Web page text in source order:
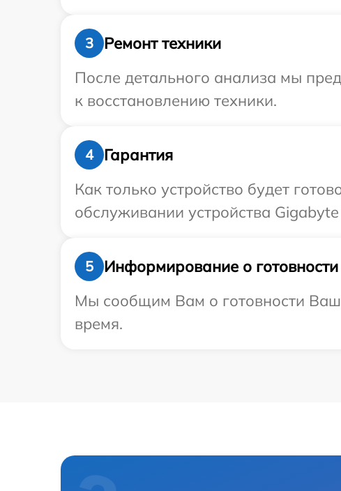
3
Ремонт техники
После детального анализа мы
к восстановлению техники.
4
Гарантия
Как только устройство будет
обслуживании устройства
5
Информирование о готовности
Мы сообщим Вам о готовности
время.